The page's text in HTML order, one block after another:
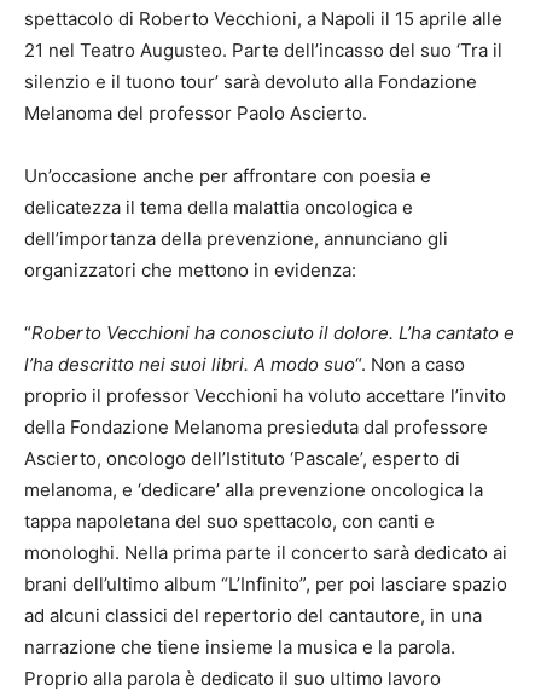
spettacolo di Roberto Vecchioni, a Napoli il 15 aprile alle
21 nel Teatro Augusteo. Parte dell’incasso del suo ‘Tra il
silenzio e il tuono tour’ sarà devoluto alla Fondazione
Melanoma del professor Paolo Ascierto.
Un’occasione anche per affrontare con poesia e
delicatezza il tema della malattia oncologica e
dell’importanza della prevenzione, annunciano gli
organizzatori che mettono in evidenza:
“Roberto Vecchioni ha conosciuto il dolore. L’ha cantato e
l’ha descritto nei suoi libri. A modo suo“. Non a caso
proprio il professor Vecchioni ha voluto accettare l’invito
della Fondazione Melanoma presieduta dal professore
Ascierto, oncologo dell’Istituto ‘Pascale’, esperto di
melanoma, e ‘dedicare’ alla prevenzione oncologica la
tappa napoletana del suo spettacolo, con canti e
monologhi. Nella prima parte il concerto sarà dedicato ai
brani dell’ultimo album “L’Infinito”, per poi lasciare spazio
ad alcuni classici del repertorio del cantautore, in una
narrazione che tiene insieme la musica e la parola.
Proprio alla parola è dedicato il suo ultimo lavoro